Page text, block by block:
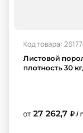
Код товара:
Листовой
плотность 30
от 27 262,7 ₽ /